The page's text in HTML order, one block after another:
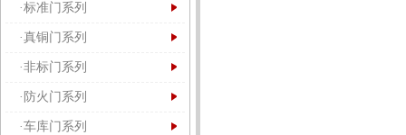
·标准门系列
·真铜门系列
·非标门系列
·防火门系列
·车库门系列